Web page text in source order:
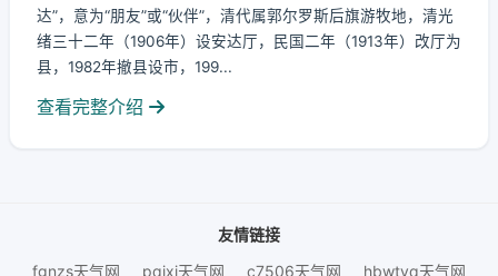
达”，意为“朋友”或“伙伴”，清代属郭尔罗斯后旗游牧地，清光
绪三十二年（1906年）设安达厅，民国二年（1913年）改厅为
县，1982年撤县设市，199...
查看完整介绍
友情链接
fgnzs天气网
pqjxj天气网 c7506天气网 hbwtyq天气网